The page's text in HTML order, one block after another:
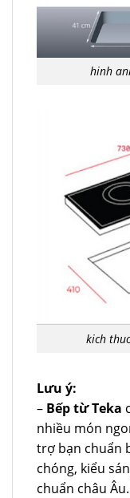
hinh
kich
Lưu ý:
– Bếp từ Teka
nhiều món
trợ bạn chuẩn
chóng, kiểu
chuẩn châu Âu.